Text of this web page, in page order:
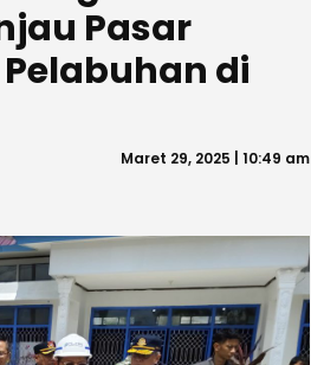
Pasar
di
Maret 29, 2025 | 10:49 am